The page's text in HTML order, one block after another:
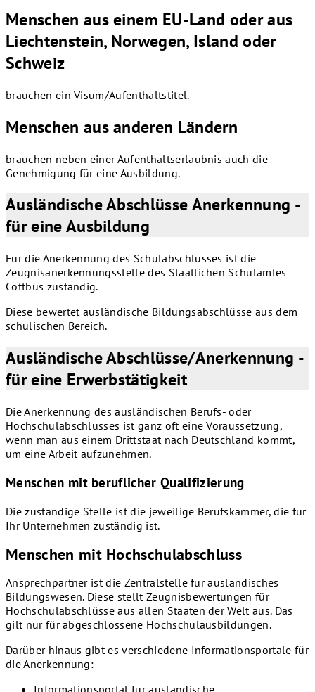
Menschen aus einem EU-Land oder aus
Liechtenstein, Norwegen, Island oder
Schweiz
brauchen ein Visum/Aufenthaltstitel.
Menschen aus anderen Ländern
brauchen neben einer Aufenthaltserlaubnis auch die
Genehmigung für eine Ausbildung.
Ausländische Abschlüsse Anerkennung -
für eine Ausbildung
Für die Anerkennung des Schulabschlusses ist die
Zeugnisanerkennungsstelle des Staatlichen Schulamtes
Cottbus zuständig.
Diese bewertet ausländische Bildungsabschlüsse aus dem
schulischen Bereich.
Ausländische Abschlüsse/Anerkennung -
für eine Erwerbstätigkeit
Die Anerkennung des ausländischen Berufs- oder
Hochschulabschlusses ist ganz oft eine Voraussetzung,
wenn man aus einem Drittstaat nach Deutschland kommt,
um eine Arbeit aufzunehmen.
Menschen mit beruflicher Qualifizierung
Die zuständige Stelle ist die jeweilige Berufskammer, die für
Ihr Unternehmen zuständig ist.
Menschen mit Hochschulabschluss
Ansprechpartner ist die Zentralstelle für ausländisches
Bildungswesen. Diese stellt Zeugnisbewertungen für
Hochschulabschlüsse aus allen Staaten der Welt aus. Das
gilt nur für abgeschlossene Hochschulausbildungen.
Darüber hinaus gibt es verschiedene Informationsportale für
die Anerkennung:
Informationsportal für ausländische